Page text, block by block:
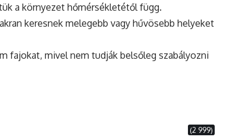
a környezet hőmérsékletétől függ.
keresnek melegebb vagy hűvösebb helyeket
fajokat, mivel nem tudják belsőleg szabályozni
(2 999)